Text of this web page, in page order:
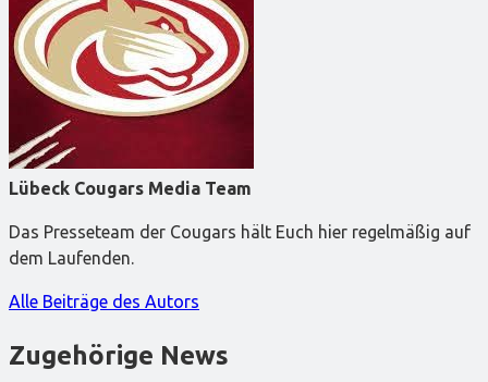
Lübeck Cougars Media Team
Das Presseteam der Cougars hält Euch hier regelmäßig auf
dem Laufenden.
Alle Beiträge des Autors
Zugehörige News